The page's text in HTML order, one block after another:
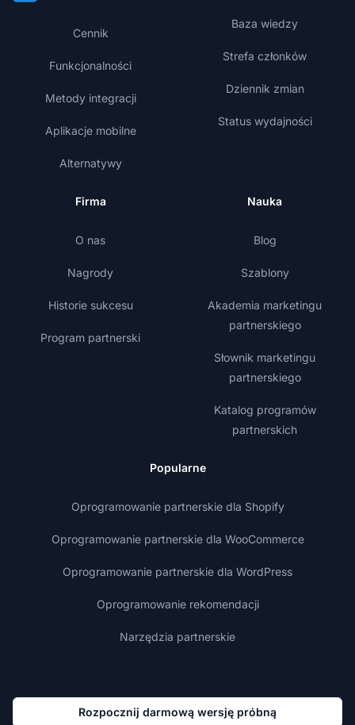
Cennik
Funkcjonalności
Metody integracji
Aplikacje mobilne
Alternatywy
Baza wiedzy
Strefa członków
Dziennik zmian
Status wydajności
Firma
O nas
Nagrody
Historie sukcesu
Program partnerski
Nauka
Blog
Szablony
Akademia marketingu
partnerskiego
Słownik marketingu
partnerskiego
Katalog programów
partnerskich
Popularne
Oprogramowanie partnerskie dla Shopify
Oprogramowanie partnerskie dla WooCommerce
Oprogramowanie partnerskie dla WordPress
Oprogramowanie rekomendacji
Narzędzia partnerskie
Rozpocznij darmową wersję próbną